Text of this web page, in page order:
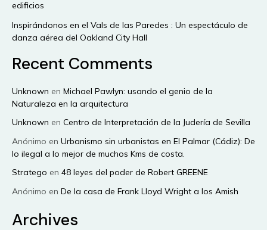
edificios
Inspirándonos en el Vals de las Paredes : Un espectáculo de
danza aérea del Oakland City Hall
Recent Comments
Unknown en Michael Pawlyn: usando el genio de la
Naturaleza en la arquitectura
Unknown en Centro de Interpretación de la Judería de Sevilla
Anónimo en Urbanismo sin urbanistas en El Palmar (Cádiz): De
lo ilegal a lo mejor de muchos Kms de costa.
Stratego en 48 leyes del poder de Robert GREENE
Anónimo en De la casa de Frank Lloyd Wright a los Amish
Archives